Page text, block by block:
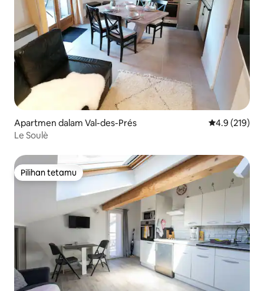
Apartmen dalam Val-des-Prés Penarafan
4.9 (219)
Le Soulè
Pilihan tetamu
Pilihan tetamu